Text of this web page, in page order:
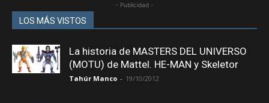
- Publicidad -
LOS MÁS VISTOS
La historia de MASTERS DEL UNIVERSO
(MOTU) de Mattel. HE-MAN y Skeletor
Tahúr Manco - 19/10/2012